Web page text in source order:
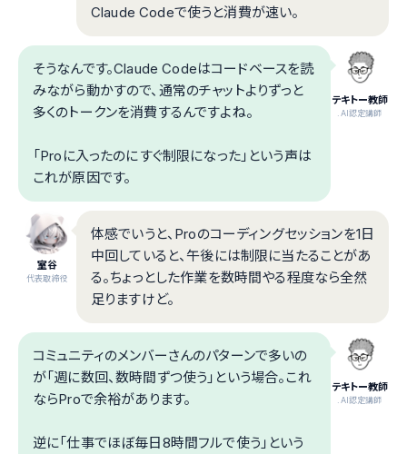
Claude Codeで使うと消費が速い。
テキトー教師
.AI認定講師
そうなんです。Claude Codeはコードベースを読
みながら動かすので、通常のチャットよりずっと
多くのトークンを消費するんですよね。
「Proに入ったのにすぐ制限になった」という声は
これが原因です。
室谷
代表取締役
体感でいうと、Proのコーディングセッションを1日
中回していると、午後には制限に当たることがあ
る。ちょっとした作業を数時間やる程度なら全然
足りますけど。
テキトー教師
.AI認定講師
コミュニティのメンバーさんのパターンで多いの
が「週に数回、数時間ずつ使う」という場合。これ
ならProで余裕があります。
逆に「仕事でほぼ毎日8時間フルで使う」という